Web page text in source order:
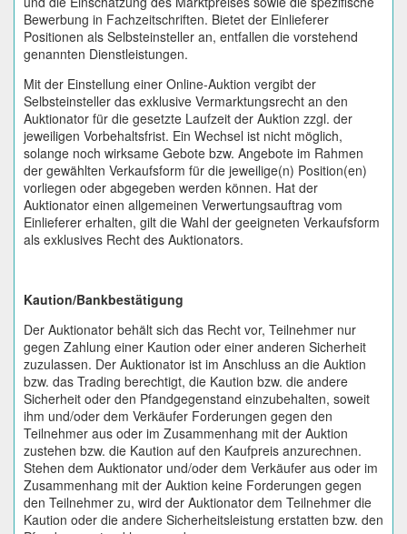
Bewerbung in Fachzeitschriften. Bietet der Einlieferer
Positionen als Selbsteinsteller an, entfallen die vorstehend
genannten Dienstleistungen.
Mit der Einstellung einer Online-Auktion vergibt der
Selbsteinsteller das exklusive Vermarktungsrecht an den
Auktionator für die gesetzte Laufzeit der Auktion zzgl. der
jeweiligen Vorbehaltsfrist. Ein Wechsel ist nicht möglich,
solange noch wirksame Gebote bzw. Angebote im Rahmen
der gewählten Verkaufsform für die jeweilige(n) Position(en)
vorliegen oder abgegeben werden können. Hat der
Auktionator einen allgemeinen Verwertungsauftrag vom
Einlieferer erhalten, gilt die Wahl der geeigneten Verkaufsform
als exklusives Recht des Auktionators.
Kaution/Bankbestätigung
Der Auktionator behält sich das Recht vor, Teilnehmer nur
gegen Zahlung einer Kaution oder einer anderen Sicherheit
zuzulassen. Der Auktionator ist im Anschluss an die Auktion
bzw. das Trading berechtigt, die Kaution bzw. die andere
Sicherheit oder den Pfandgegenstand einzubehalten, soweit
ihm und/oder dem Verkäufer Forderungen gegen den
Teilnehmer aus oder im Zusammenhang mit der Auktion
zustehen bzw. die Kaution auf den Kaufpreis anzurechnen.
Stehen dem Auktionator und/oder dem Verkäufer aus oder im
Zusammenhang mit der Auktion keine Forderungen gegen
den Teilnehmer zu, wird der Auktionator dem Teilnehmer die
Kaution oder die andere Sicherheitsleistung erstatten bzw. den